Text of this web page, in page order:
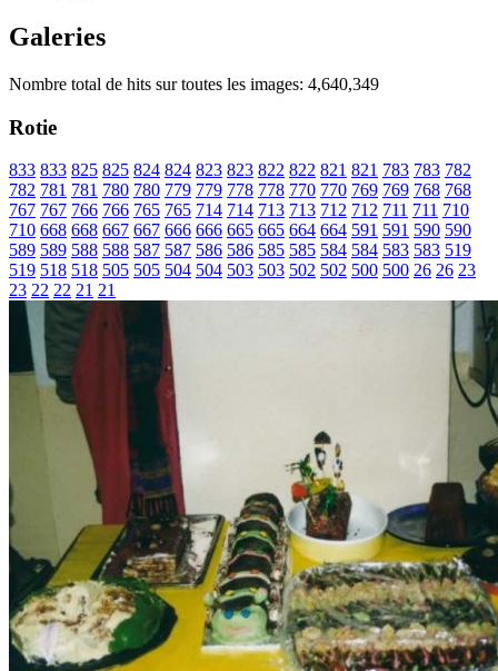
Galeries
Nombre total de hits sur toutes les images: 4,640,349
Rotie
833 833 825 825 824 824 823 823 822 822 821 821 783 783 782
782 781 781 780 780 779 779 778 778 770 770 769 769 768 768
767 767 766 766 765 765 714 714 713 713 712 712 711 711 710
710 668 668 667 667 666 666 665 665 664 664 591 591 590 590
589 589 588 588 587 587 586 586 585 585 584 584 583 583 519
519 518 518 505 505 504 504 503 503 502 502 500 500 26 26 23
23 22 22 21 21